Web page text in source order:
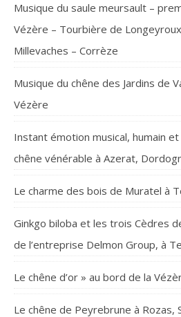
Musique du saule meursault –
Vézère – Tourbière de
Millevaches – Corrèze
Musique du chêne des Jardins de
Vézère
Instant émotion musical, humain
chêne vénérable à Azerat,
Le charme des bois de Muratel à
Ginkgo biloba et les trois Cèdres
de l’entreprise Delmon Group, à
Le chêne d’or » au bord de la
Le chêne de Peyrebrune à Rozas,